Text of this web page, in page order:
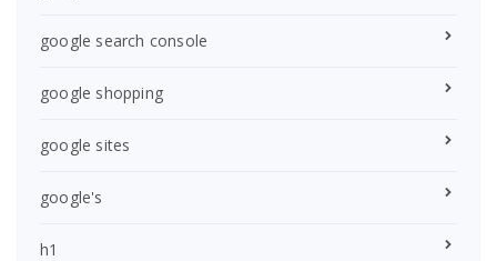
google search console
google shopping
google sites
google's
h1